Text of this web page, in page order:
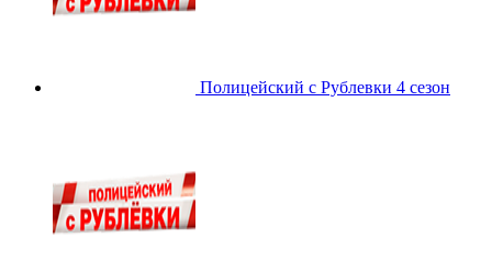
Полицейский с Рублевки 4 сезон